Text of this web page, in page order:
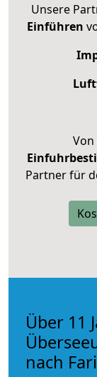
Unsere
Einführen
Partner für
Über 11
nach